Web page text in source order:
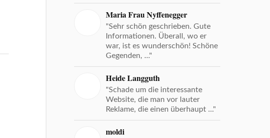
Maria Frau Nyffenegger
"Sehr schön geschrieben. Gute
Informationen. Überall, wo er
war, ist es wunderschön! Schöne
Gegenden, ..."
Heide Langguth
"Schade um die interessante
Website, die man vor lauter
Reklame, die einen überhaupt ..."
moldi